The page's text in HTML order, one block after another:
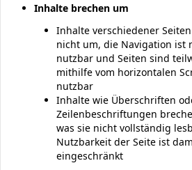
Inhalte brechen um
Inhalte verschiedener
nicht um, die Navigation ist
nutzbar und Seiten sind
mithilfe vom horizontalen
nutzbar
Inhalte wie Überschriften
Zeilenbeschriftungen
was sie nicht vollständig
Nutzbarkeit der Seite ist
eingeschränkt